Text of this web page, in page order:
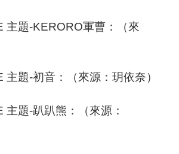
主題-KERORO軍曹：（來
題-初音：（來源： 玥依奈）
題-趴趴熊：（來源：